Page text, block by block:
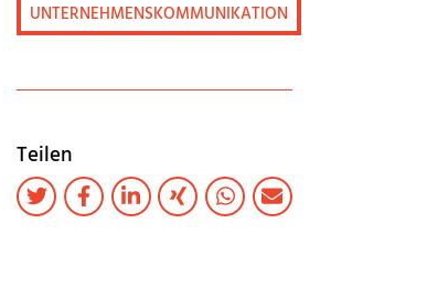
UNTERNEHMENSKOMMUNIKATION
Teilen